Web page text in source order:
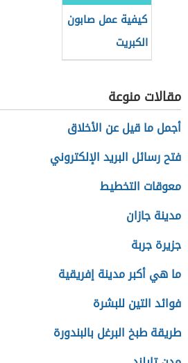
كيفية عمل صابون
الكبريت
مقالات منوعة
أجمل ما قيل عن الأخلاق
فتح رسائل البريد الإلكتروني
معوقات التخطيط
مدينة جازان
جزيرة جربة
ما هي أكبر مدينة إفريقية
فوائد التين للبشرة
طريقة طبخ البرغل بالبندورة